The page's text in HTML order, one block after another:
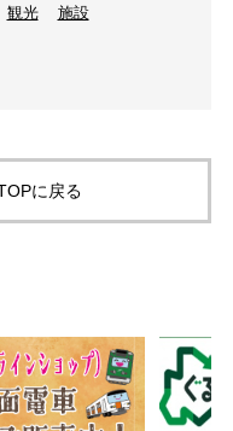
観光 施設
に戻る